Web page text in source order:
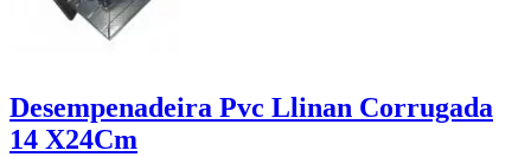
Desempenadeira Pvc Llinan Corrugada
14 X24Cm